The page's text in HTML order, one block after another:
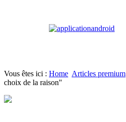
Vous êtes ici : Home Articles premium
choix de la raison"